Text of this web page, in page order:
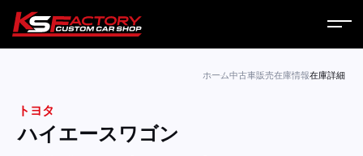
サービス
ホーム中古車販売在庫情報在庫詳細
トヨタ
ハイエースワゴン